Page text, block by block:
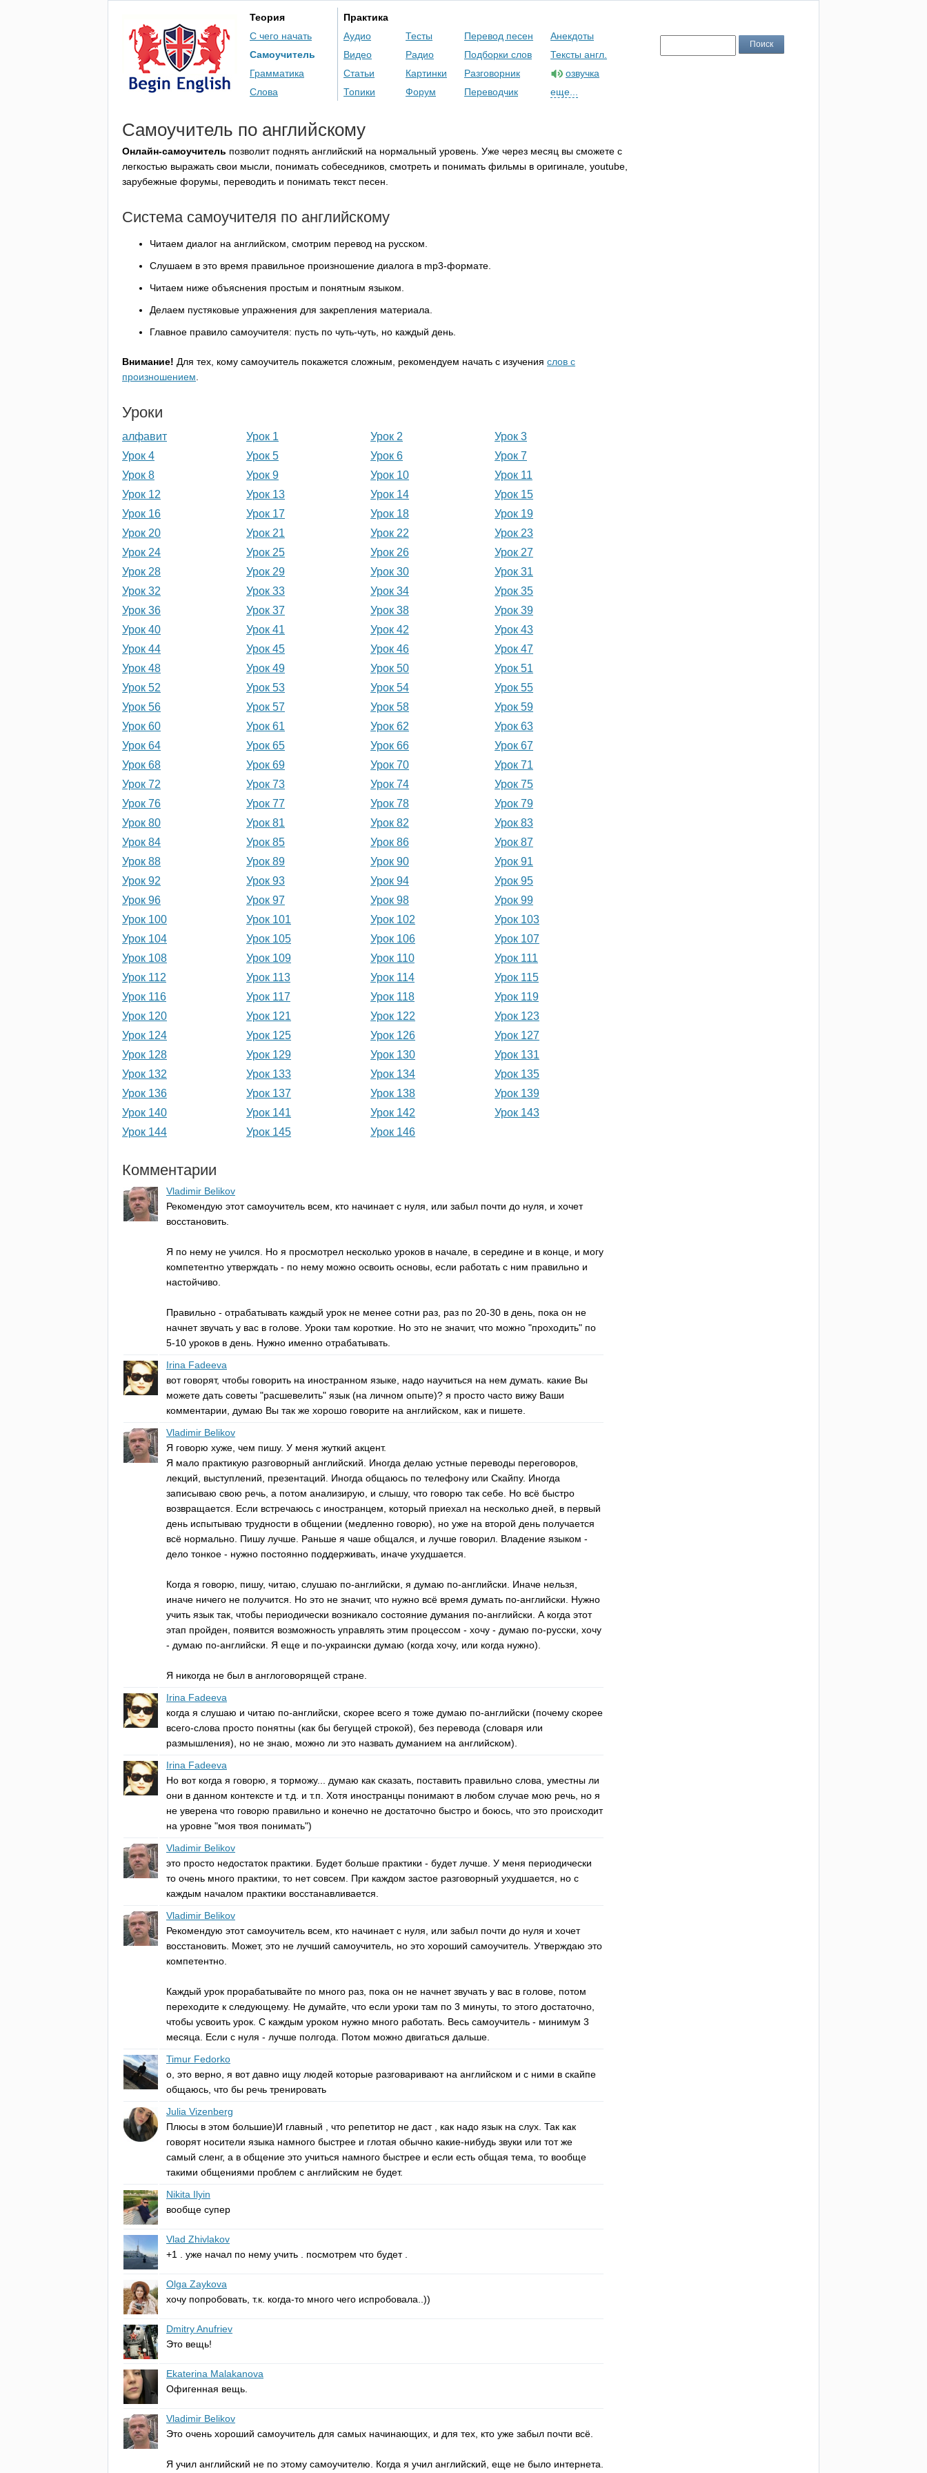
Теория
С чего начать
Самоучитель
Грамматика
Слова
Практика
Аудио
Видео
Статьи
Топики
Тесты
Радио
Картинки
Форум
Перевод песен
Подборки слов
Разговорник
Переводчик
Анекдоты
Тексты англ.
озвучка
еще...
Самоучитель по английскому
Онлайн-самоучитель позволит поднять английский на нормальный уровень. Уже через месяц вы сможете с
легкостью выражать свои мысли, понимать собеседников, смотреть и понимать фильмы в оригинале, youtube,
зарубежные форумы, переводить и понимать текст песен.
Система самоучителя по английскому
Читаем диалог на английском, смотрим перевод на русском.
Слушаем в это время правильное произношение диалога в mp3-формате.
Читаем ниже объяснения простым и понятным языком.
Делаем пустяковые упражнения для закрепления материала.
Главное правило самоучителя: пусть по чуть-чуть, но каждый день.
Внимание! Для тех, кому самоучитель покажется сложным, рекомендуем начать с изучения слов с
произношением.
Уроки
алфавит Урок 1 Урок 2
Урок 3
Урок 4
Урок 5 Урок 6
Урок 7
Урок 8
Урок 9 Урок 10
Урок 11
Урок 12
Урок 13 Урок 14
Урок 15
Урок 16
Урок 17 Урок 18
Урок 19
Урок 20
Урок 21 Урок 22
Урок 23
Урок 24
Урок 25 Урок 26
Урок 27
Урок 28
Урок 29 Урок 30
Урок 31
Урок 32
Урок 33 Урок 34
Урок 35
Урок 36
Урок 37 Урок 38
Урок 39
Урок 40
Урок 41 Урок 42
Урок 43
Урок 44
Урок 45 Урок 46
Урок 47
Урок 48
Урок 49 Урок 50
Урок 51
Урок 52
Урок 53 Урок 54
Урок 55
Урок 56
Урок 57 Урок 58
Урок 59
Урок 60
Урок 61 Урок 62
Урок 63
Урок 64
Урок 65 Урок 66
Урок 67
Урок 68
Урок 69 Урок 70
Урок 71
Урок 72
Урок 73 Урок 74
Урок 75
Урок 76
Урок 77 Урок 78
Урок 79
Урок 80
Урок 81 Урок 82
Урок 83
Урок 84
Урок 85 Урок 86
Урок 87
Урок 88
Урок 89 Урок 90
Урок 91
Урок 92
Урок 93 Урок 94
Урок 95
Урок 96
Урок 97 Урок 98
Урок 99
Урок 100
Урок 101 Урок 102
Урок 103
Урок 104
Урок 105 Урок 106
Урок 107
Урок 108
Урок 109 Урок 110
Урок 111
Урок 112
Урок 113 Урок 114
Урок 115
Урок 116
Урок 117 Урок 118
Урок 119
Урок 120
Урок 121 Урок 122
Урок 123
Урок 124
Урок 125 Урок 126
Урок 127
Урок 128
Урок 129 Урок 130
Урок 131
Урок 132
Урок 133 Урок 134
Урок 135
Урок 136
Урок 137 Урок 138
Урок 139
Урок 140
Урок 141 Урок 142
Урок 143
Урок 144
Урок 145 Урок 146
Комментарии
Vladimir Belikov
Рекомендую этот самоучитель всем, кто начинает с нуля, или забыл почти до нуля, и хочет
восстановить.
Я по нему не учился. Но я просмотрел несколько уроков в начале, в середине и в конце, и могу
компетентно утверждать - по нему можно освоить основы, если работать с ним правильно и
настойчиво.
Правильно - отрабатывать каждый урок не менее сотни раз, раз по 20-30 в день, пока он не
начнет звучать у вас в голове. Уроки там короткие. Но это не значит, что можно "проходить" по
5-10 уроков в день. Нужно именно отрабатывать.
Irina Fadeeva
вот говорят, чтобы говорить на иностранном языке, надо научиться на нем думать. какие Вы
можете дать советы "расшевелить" язык (на личном опыте)? я просто часто вижу Ваши
комментарии, думаю Вы так же хорошо говорите на английском, как и пишете.
Vladimir Belikov
Я говорю хуже, чем пишу. У меня жуткий акцент.
Я мало практикую разговорный английский. Иногда делаю устные переводы переговоров,
лекций, выступлений, презентаций. Иногда общаюсь по телефону или Скайпу. Иногда
записываю свою речь, а потом анализирую, и слышу, что говорю так себе. Но всё быстро
возвращается. Если встречаюсь с иностранцем, который приехал на несколько дней, в первый
день испытываю трудности в общении (медленно говорю), но уже на второй день получается
всё нормально. Пишу лучше. Раньше я чаше общался, и лучше говорил. Владение языком -
дело тонкое - нужно постоянно поддерживать, иначе ухудшается.
Когда я говорю, пишу, читаю, слушаю по-английски, я думаю по-английски. Иначе нельзя,
иначе ничего не получится. Но это не значит, что нужно всё время думать по-английски. Нужно
учить язык так, чтобы периодически возникало состояние думания по-английски. А когда этот
этап пройден, появится возможность управлять этим процессом - хочу - думаю по-русски, хочу
- думаю по-английски. Я еще и по-украински думаю (когда хочу, или когда нужно).
Я никогда не был в англоговорящей стране.
Irina Fadeeva
когда я слушаю и читаю по-английски, скорее всего я тоже думаю по-английски (почему скорее
всего-слова просто понятны (как бы бегущей строкой), без перевода (словаря или
размышления), но не знаю, можно ли это назвать думанием на английском).
Irina Fadeeva
Но вот когда я говорю, я торможу... думаю как сказать, поставить правильно слова, уместны ли
они в данном контексте и т.д. и т.п. Хотя иностранцы понимают в любом случае мою речь, но я
не уверена что говорю правильно и конечно не достаточно быстро и боюсь, что это происходит
на уровне "моя твоя понимать")
Vladimir Belikov
это просто недостаток практики. Будет больше практики - будет лучше. У меня периодически
то очень много практики, то нет совсем. При каждом застое разговорный ухудшается, но с
каждым началом практики восстанавливается.
Vladimir Belikov
Рекомендую этот самоучитель всем, кто начинает с нуля, или забыл почти до нуля и хочет
восстановить. Может, это не лучший самоучитель, но это хороший самоучитель. Утверждаю это
компетентно.
Каждый урок прорабатывайте по много раз, пока он не начнет звучать у вас в голове, потом
переходите к следующему. Не думайте, что если уроки там по 3 минуты, то этого достаточно,
чтобы усвоить урок. С каждым уроком нужно много работать. Весь самоучитель - минимум 3
месяца. Если с нуля - лучше полгода. Потом можно двигаться дальше.
Timur Fedorko
о, это верно, я вот давно ищу людей которые разговаривают на английском и с ними в скайпе
общаюсь, что бы речь тренировать
Julia Vizenberg
Плюсы в этом большие)И главный , что репетитор не даст , как надо язык на слух. Так как
говорят носители языка намного быстрее и глотая обычно какие-нибудь звуки или тот же
самый сленг, а в общение это учиться намного быстрее и если есть общая тема, то вообще
такими общениями проблем с английским не будет.
Nikita Ilyin
вообще супер
Vlad Zhivlakov
+1 . уже начал по нему учить . посмотрем что будет .
Olga Zaykova
хочу попробовать, т.к. когда-то много чего испробовала..))
Dmitry Anufriev
Это вещь!
Ekaterina Malakanova
Офигенная вещь.
Vladimir Belikov
Это очень хороший самоучитель для самых начинающих, и для тех, кто уже забыл почти всё.
Я учил английский не по этому самоучителю. Когда я учил английский, еще не было интернета.